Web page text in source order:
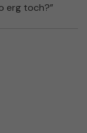
erg toch?”